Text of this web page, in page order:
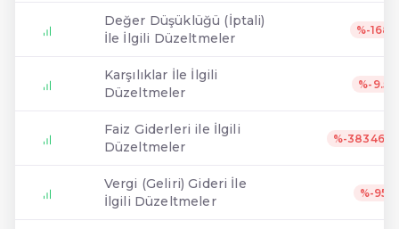
Değer Düşüklüğü (İptali)
İle İlgili Düzeltmeler
%-1680
Karşılıklar İle İlgili
Düzeltmeler
%-9.53
Faiz Giderleri ile İlgili
Düzeltmeler
%-
Vergi (Geliri) Gideri İle
İlgili Düzeltmeler
%-95.1